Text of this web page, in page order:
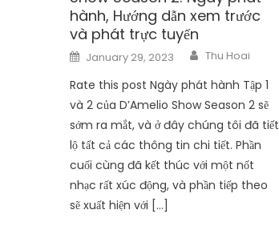
hành, Hướng dẫn xem trước
và phát trực tuyến
Posted
on
January 29, 2023 Author
Thu Hoai
Rate this post Ngày phát hành Tập 1
và 2 của D’Amelio Show Season 2 sẽ
sớm ra mắt, và ở đây chúng tôi đã tiết
lộ tất cả các thông tin chi tiết. Phần
cuối cùng đã kết thúc với một nốt
nhạc rất xúc động, và phần tiếp theo
sẽ xuất hiện với […]